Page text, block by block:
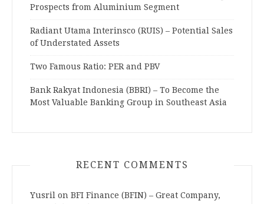
Prospects from Aluminium Segment
Radiant Utama Interinsco (RUIS) – Potential Sales
of Understated Assets
Two Famous Ratio: PER and PBV
Bank Rakyat Indonesia (BBRI) – To Become the
Most Valuable Banking Group in Southeast Asia
RECENT COMMENTS
Yusril on BFI Finance (BFIN) – Great Company,